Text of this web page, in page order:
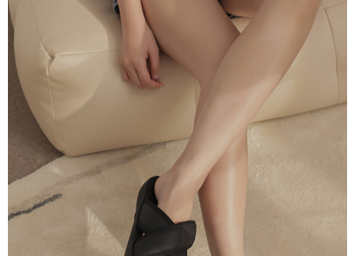
Pembayaran ansuran melalui OP Pay Later akan dibilkan secara
berasingan dan tidak termasuk dalam bil telekom anda. SMS peringatan
pembayaran akan dihantar selepas kitaran bil bulanan.
Selepas mengakses bil melalui pautan dalam SMS, anda boleh
menyelesaikan pembayaran anda melalui salah satu saluran berikut: kod
bar kedai serbaneka, kedai runcit Taiwan Mobile, pemindahan bank,
JKOPay, atau iPASS MONEY.
[Nota Penting]
Perkhidmatan ini disediakan oleh Taiwan Mobile Co., Ltd. (“Syarikat”),
yang membolehkan pelanggan membeli barangan atau perkhidmatan
melalui perkhidmatan ini pada masa transaksi. Hasil daripada pembelian
atau pembayaran ansuran akan dipindahkan oleh peniaga kepada
Syarikat, dan pelanggan hendaklah membuat pembayaran mengikut
perjanjian menggunakan sistem bil Syarikat.
ditambah dengan bilangan hari yang boleh dilanjutkan oleh AFTEE. Anda
boleh melanjutkan tempoh pembayaran anda sebelum anda menerima
pesanan. Walau bagaimanapun, tiada jaminan bahawa anda boleh
menerima pesanan anda semasa tempoh pembayaran (cth.: produk
prapesanan atau produk yang mungkin mengambil masa yang lebih
lama untuk dihantar). Oleh itu, anda dikehendaki membuat pembayaran
kepada AFTEE dalam tempoh sama ada anda menerima pesanan.
Kedua, Sekatan Pembayaran
1. Jumlah yang diperakui untuk pengguna kali pertama boleh sehingga
NT$10,000. Amaun diperakui sebenar yang diluluskan akan berdasarkan
keputusan pensijilan dan semakan oleh AFTEE.
2. Amaun perbelanjaan minimum mestilah lebih besar daripada NT$20.
3. Pada masa ini hanya tersedia untuk ahli Taiwan.
Ketiga, Syarat Perkhidmatan
Perkhidmatan AFTEE Beli Sekarang Bayar Kemudian disediakan oleh NP
Taiwan, Inc. dan AFTEE akan membuat bil kepada pengguna. AFTEE
NT$10,000/pesanan
NT$60/pesanan | Penghantaran percuma untuk pesanan
NT$1,800 atau lebih
付款後7-11取貨
NT$60/pesanan | Penghantaran percuma untuk pesanan
NT$1,600 atau lebih
宅配
NT$100/pesanan | Penghantaran percuma untuk pesanan
NT$2,500 atau lebih